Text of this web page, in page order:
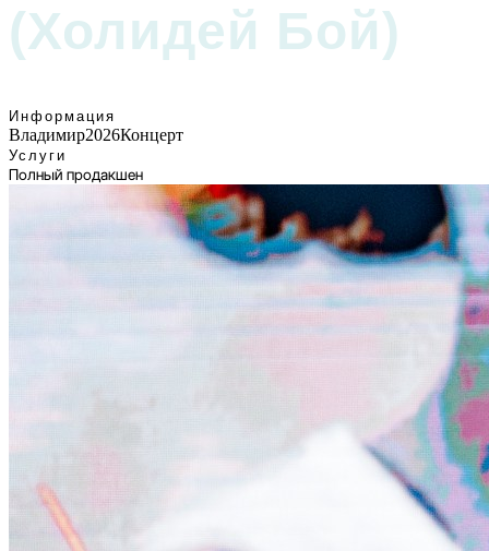
(Холидей Бой)
Информация
Владимир2026Концерт
Услуги
Полный продакшен